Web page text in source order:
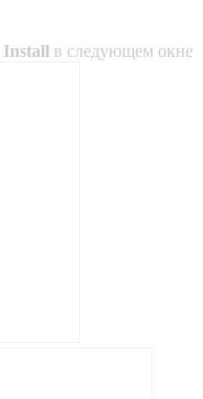
Install в следующем окне